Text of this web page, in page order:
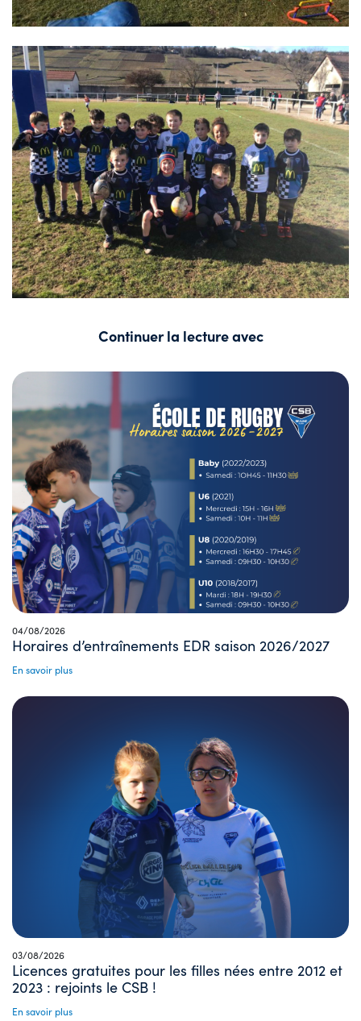
Continuer la lecture avec
04/08/2026
Horaires d’entraînements EDR saison 2026/2027
En savoir plus
03/08/2026
Licences gratuites pour les filles nées entre 2012 et
2023 : rejoints le CSB !
En savoir plus